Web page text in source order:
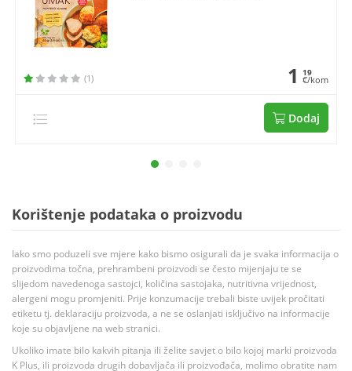
(1) 1 19
€/kom
Dodaj
Korištenje podataka o proizvodu
Iako smo poduzeli sve mjere kako bismo osigurali da je svaka informacija o
proizvodima točna, prehrambeni proizvodi se često mijenjaju te se
slijedom navedenoga sastojci, količina sastojaka, nutritivna vrijednost,
alergeni mogu promjeniti. Prije konzumacije trebali biste uvijek pročitati
etiketu tj. deklaraciju proizvoda, a ne se oslanjati isključivo na informacije
koje su objavljene na web stranici.
Ukoliko imate bilo kakvih pitanja ili želite savjet o bilo kojoj marki proizvoda
K Plus, ili proizvoda drugih dobavljača ili proizvođača, molimo obratite nam